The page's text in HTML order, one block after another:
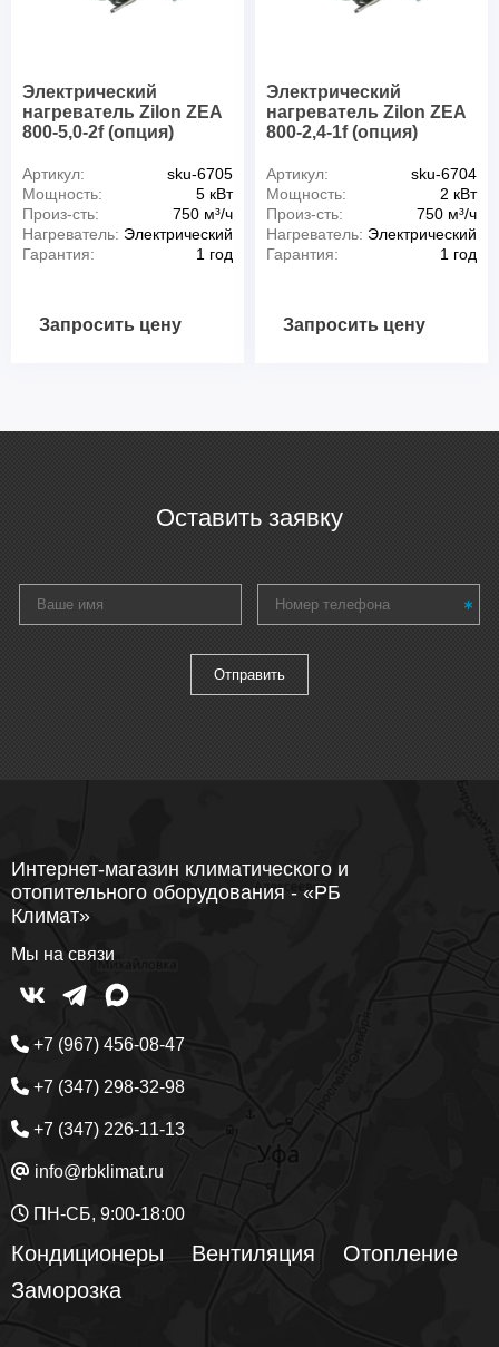
Электрический
нагреватель Zilon ZEA
800-5,0-2f (опция)
Артикул:
sku-6705
Мощность:
5 кВт
Произ-сть:
750 м³/ч
Нагреватель: Электрический
Гарантия:
1 год
Запросить цену
Электрический
нагреватель Zilon ZEA
800-2,4-1f (опция)
Артикул:
sku-6704
Мощность:
2 кВт
Произ-сть:
750 м³/ч
Нагреватель: Электрический
Гарантия:
1 год
Запросить цену
Оставить заявку
Интернет-магазин климатического и
отопительного оборудования - «РБ
Климат»
Мы на связи
+7 (967) 456-08-47
+7 (347) 298-32-98
+7 (347) 226-11-13
info@rbklimat.ru
ПН-СБ, 9:00-18:00
Кондиционеры Вентиляция
Отопление
Заморозка